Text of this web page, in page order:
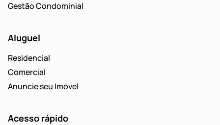
Gestão Condominial
Aluguel
Residencial
Comercial
Anuncie seu Imóvel
Acesso rápido